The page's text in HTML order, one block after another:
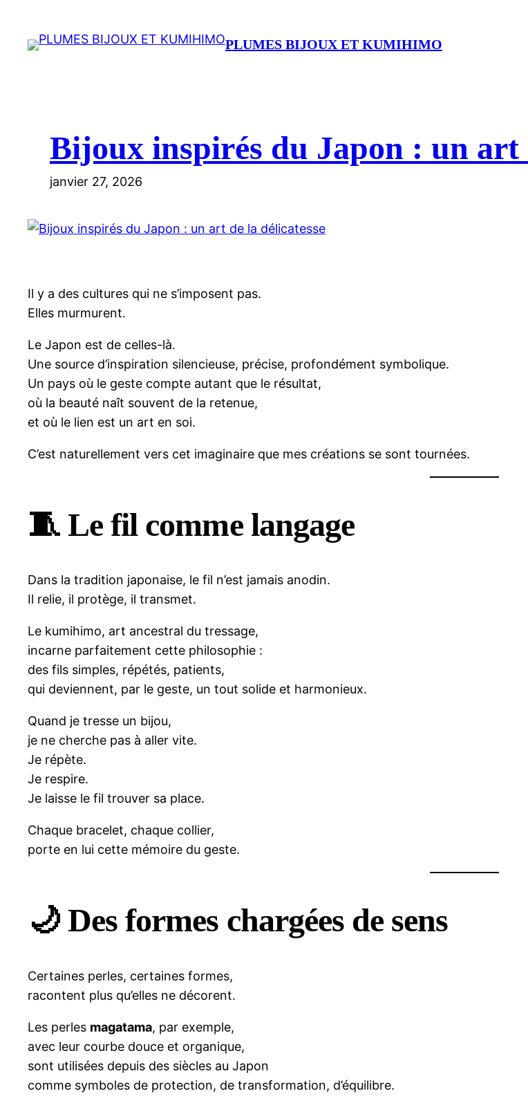
contenu
PLUMES BIJOUX ET KUMIHIMO
Bijoux inspirés du Japon : un art
janvier 27, 2026
Il y a des cultures qui ne s’imposent pas.
Elles murmurent.
Le Japon est de celles-là.
Une source d’inspiration silencieuse, précise, profondément symbolique.
Un pays où le geste compte autant que le résultat,
où la beauté naît souvent de la retenue,
et où le lien est un art en soi.
C’est naturellement vers cet imaginaire que mes créations se sont tournées.
🧵 Le fil comme langage
Dans la tradition japonaise, le fil n’est jamais anodin.
Il relie, il protège, il transmet.
Le kumihimo, art ancestral du tressage,
incarne parfaitement cette philosophie :
des fils simples, répétés, patients,
qui deviennent, par le geste, un tout solide et harmonieux.
Quand je tresse un bijou,
je ne cherche pas à aller vite.
Je répète.
Je respire.
Je laisse le fil trouver sa place.
Chaque bracelet, chaque collier,
porte en lui cette mémoire du geste.
🌙 Des formes chargées de sens
Certaines perles, certaines formes,
racontent plus qu’elles ne décorent.
Les perles magatama, par exemple,
avec leur courbe douce et organique,
sont utilisées depuis des siècles au Japon
comme symboles de protection, de transformation, d’équilibre.